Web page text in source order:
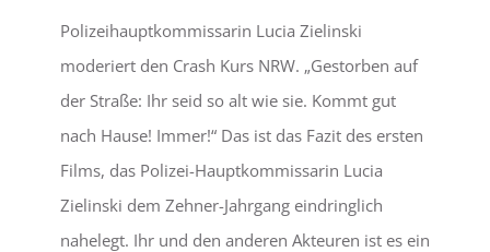
Polizeihauptkommissarin Lucia Zielinski
moderiert den Crash Kurs NRW. „Gestorben auf
der Straße: Ihr seid so alt wie sie. Kommt gut
nach Hause! Immer!“ Das ist das Fazit des ersten
Films, das Polizei-Hauptkommissarin Lucia
Zielinski dem Zehner-Jahrgang eindringlich
nahelegt. Ihr und den anderen Akteuren ist es ein